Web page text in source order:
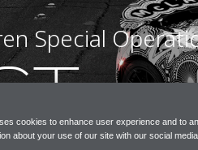
Special
cookies to enhance user experience and to
about your use of our site with our social